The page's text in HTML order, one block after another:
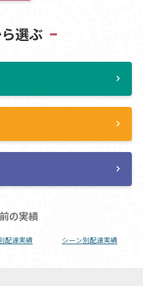
選ぶ
chevron_right
chevron_right
chevron_right
の実績
配達実績 シーン別配達実績